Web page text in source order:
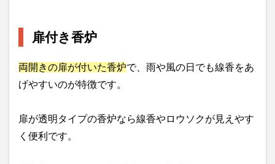
扉付き香炉
両開きの扉が付いた香炉で、雨や風の日でも線香をあ
げやすいのが特徴です。
扉が透明タイプの香炉なら線香やロウソクが見えやす
く便利です。